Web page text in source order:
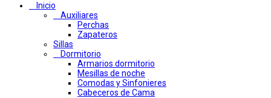
Inicio
Auxiliares
Perchas
Zapateros
Sillas
Dormitorio
Armarios dormitorio
Mesillas de noche
Comodas y Sinfonieres
Cabeceros de Cama